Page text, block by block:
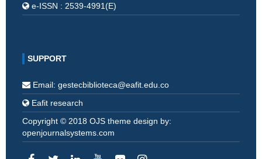
e-ISSN : 2539-4991(E)
SUPPORT
Email: gestecbiblioteca@eafit.edu.co
Eafit research
Copyright © 2018 OJS theme design by:
openjournalsystems.com